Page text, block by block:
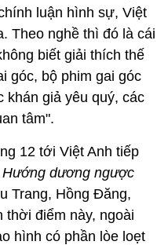
luận hình sự, Việt
Theo nghề thì đó là cái
biết giải thích thế
góc, bộ phim gai góc
khán giả yêu quý, các
tâm".
12 tới Việt Anh tiếp
Hướng dương ngược
Trang, Hồng Đăng,
thời điểm này, ngoài
hình có phần lòe loẹt